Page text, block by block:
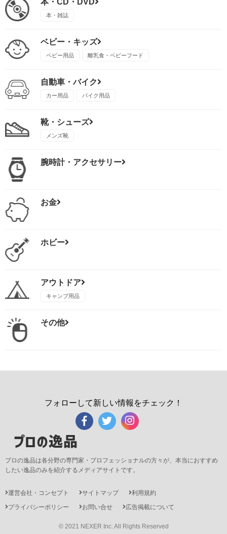
本・雑誌
ベビー・キッズ
ベビー用品 離乳食・ベビーフード
自動車・バイク
カー用品 バイク用品
靴・シューズ
メンズ靴
腕時計・アクセサリー
お金
ホビー
アウトドア
キャンプ用品
その他
フォローして新しい情報をチェック！
プロの逸品
プロの逸品は各分野の専門家・プロフェッショナルの方々が、本当におすすめ
したい逸品のみを紹介するメディアサイトです。
運営会社・コンセプト サイトマップ
利用規約
プライバシーポリシー
お問い合せ 広告掲載について
© 2021 NEXER Inc. All Rights Reserved